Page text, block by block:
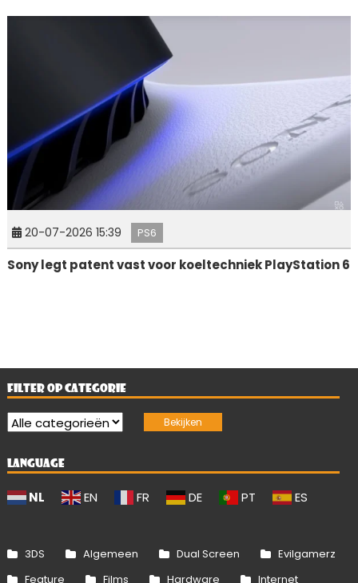
20-07-2026 15:39 PS6
Sony legt patent vast voor koeltechniek PlayStation 6
FILTER OP CATEGORIE
LANGUAGE
NL EN FR DE PT ES
3DS Algemeen Dual Screen
Evilgamerz
Feature
Films Hardware Internet